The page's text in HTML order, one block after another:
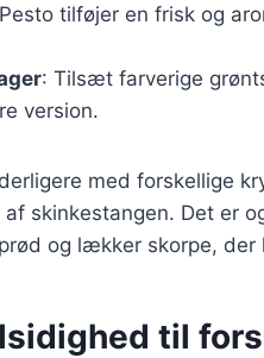
tilføjer en frisk og
: Tilsæt farverige
version.
med forskellige
skinkestangen. Det er
og lækker skorpe, der
til